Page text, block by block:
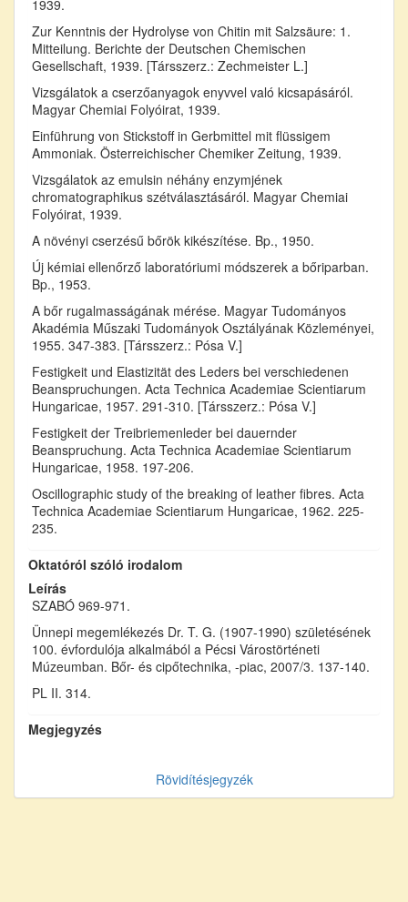
1939.
Zur Kenntnis der Hydrolyse von Chitin mit Salzsäure: 1.
Mitteilung. Berichte der Deutschen Chemischen
Gesellschaft, 1939. [Társszerz.: Zechmeister L.]
Vizsgálatok a cserzőanyagok enyvvel való kicsapásáról.
Magyar Chemiai Folyóirat, 1939.
Einführung von Stickstoff in Gerbmittel mit flüssigem
Ammoniak. Österreichischer Chemiker Zeitung, 1939.
Vizsgálatok az emulsin néhány enzymjének
chromatographikus szétválasztásáról. Magyar Chemiai
Folyóirat, 1939.
A növényi cserzésű bőrök kikészítése. Bp., 1950.
Új kémiai ellenőrző laboratóriumi módszerek a bőriparban.
Bp., 1953.
A bőr rugalmasságának mérése. Magyar Tudományos
Akadémia Műszaki Tudományok Osztályának Közleményei,
1955. 347-383. [Társszerz.: Pósa V.]
Festigkeit und Elastizität des Leders bei verschiedenen
Beanspruchungen. Acta Technica Academiae Scientiarum
Hungaricae, 1957. 291-310. [Társszerz.: Pósa V.]
Festigkeit der Treibriemenleder bei dauernder
Beanspruchung. Acta Technica Academiae Scientiarum
Hungaricae, 1958. 197-206.
Oscillographic study of the breaking of leather fibres. Acta
Technica Academiae Scientiarum Hungaricae, 1962. 225-
235.
Oktatóról szóló irodalom
Leírás
SZABÓ 969-971.
Ünnepi megemlékezés Dr. T. G. (1907-1990) születésének
100. évfordulója alkalmából a Pécsi Várostörténeti
Múzeumban. Bőr- és cipőtechnika, -piac, 2007/3. 137-140.
PL II. 314.
Megjegyzés
Rövidítésjegyzék